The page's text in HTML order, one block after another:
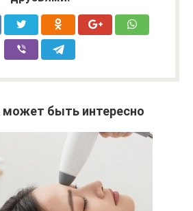
быть интересно